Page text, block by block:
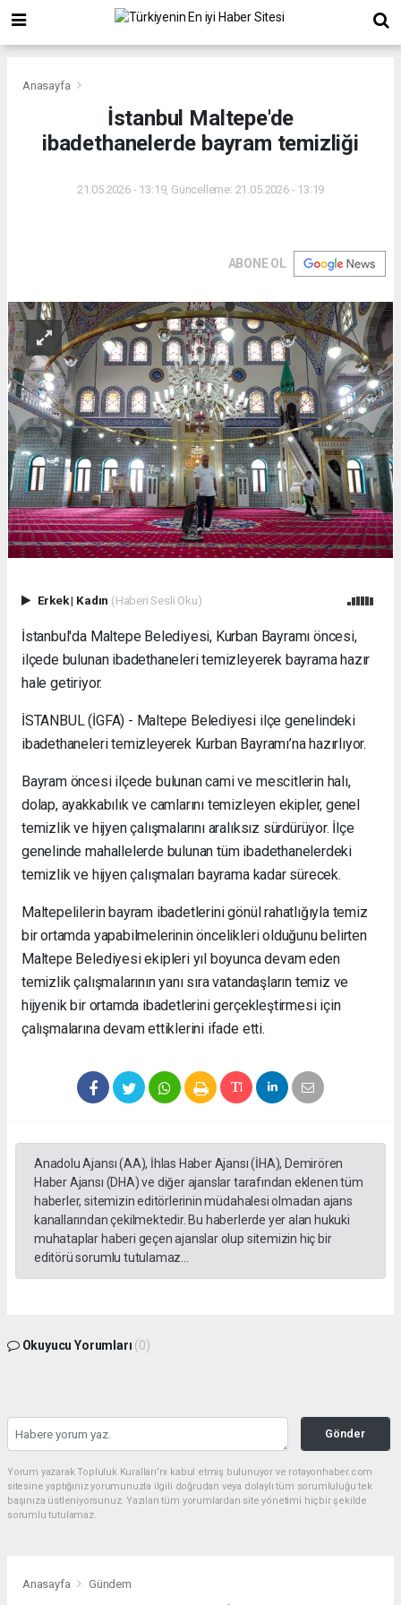
Anasayfa
İstanbul Maltepe'de
ibadethanelerde bayram temizliği
21.05.2026 - 13:19, Güncelleme: 21.05.2026 - 13:19
ABONE OL
Erkek| Kadın (Haberi Sesli Oku)
İstanbul'da Maltepe Belediyesi, Kurban Bayramı öncesi,
ilçede bulunan ibadethaneleri temizleyerek bayrama hazır
hale getiriyor.
İSTANBUL (İGFA) - Maltepe Belediyesi ilçe genelindeki
ibadethaneleri temizleyerek Kurban Bayramı’na hazırlıyor.
Bayram öncesi ilçede bulunan cami ve mescitlerin halı,
dolap, ayakkabılık ve camlarını temizleyen ekipler, genel
temizlik ve hijyen çalışmalarını aralıksız sürdürüyor. İlçe
genelinde mahallelerde bulunan tüm ibadethanelerdeki
temizlik ve hijyen çalışmaları bayrama kadar sürecek.
Maltepelilerin bayram ibadetlerini gönül rahatlığıyla temiz
bir ortamda yapabilmelerinin öncelikleri olduğunu belirten
Maltepe Belediyesi ekipleri yıl boyunca devam eden
temizlik çalışmalarının yanı sıra vatandaşların temiz ve
hijyenik bir ortamda ibadetlerini gerçekleştirmesi için
çalışmalarına devam ettiklerini ifade etti.
Anadolu Ajansı (AA), İhlas Haber Ajansı (İHA), Demirören
Haber Ajansı (DHA) ve diğer ajanslar tarafından eklenen tüm
haberler, sitemizin editörlerinin müdahalesi olmadan ajans
kanallarından çekilmektedir. Bu haberlerde yer alan hukuki
muhataplar haberi geçen ajanslar olup sitemizin hiç bir
editörü sorumlu tutulamaz...
Okuyucu Yorumları (0)
Gönder
Yorum yazarak Topluluk Kuralları’nı kabul etmiş bulunuyor ve rotayonhaber.com
sitesine yaptığınız yorumunuzla ilgili doğrudan veya dolaylı tüm sorumluluğu tek
başınıza üstleniyorsunuz. Yazılan tüm yorumlardan site yönetimi hiçbir şekilde
sorumlu tutulamaz.
Anasayfa Gündem